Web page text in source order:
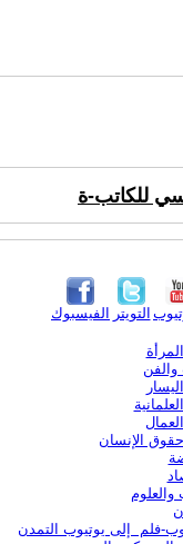
للكاتب-ة
الفيسبوك التويتر
والفن
حقوق الإنسان
والعلوم
فلم إلى يوتيوب التمدن